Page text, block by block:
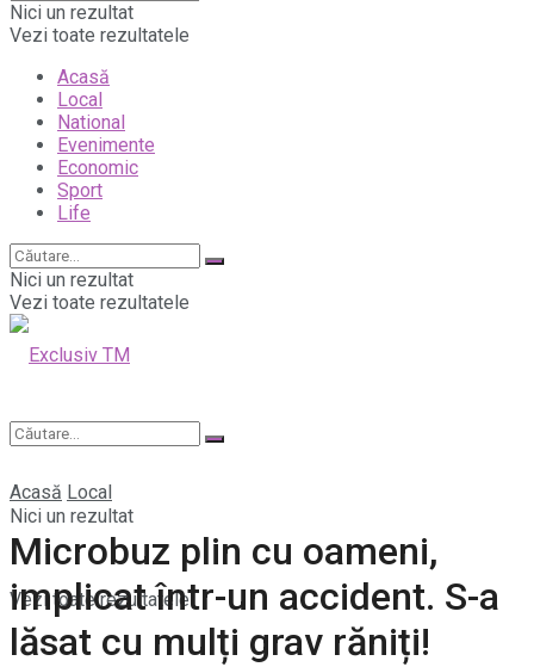
Nici un rezultat
Vezi toate rezultatele
Acasă
Local
National
Evenimente
Economic
Sport
Life
Nici un rezultat
Vezi toate rezultatele
Nici un rezultat
Vezi toate rezultatele
Acasă Local
Microbuz plin cu oameni,
implicat într-un accident. S-a
lăsat cu mulți grav răniți!